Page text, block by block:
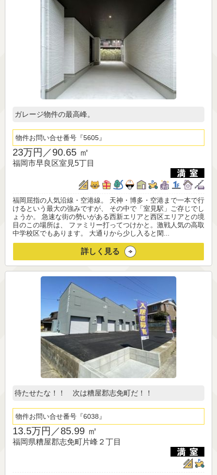
ガレージ物件の最高峰。
物件お問い合せ番号 5605
23万円／90.65 ㎡
福岡市早良区室見5丁目
福岡屈指の人気沿線・空港線。 天神・博多・空港まで一本で行
けるという最大の強みですが、 その中で「室見駅」ご存じでし
ょうか。 急速な街の勢いがある西新エリアと西区エリアとの境
目のこの場所は、 ファミリー打ってつけかと。激戦人気の高取
中学校区でもあります。 大通りから少し入ると閑...
詳しく見る
待たせたな！！ 次は糟屋郡志免町だ！！
物件お問い合せ番号 6038
13.5万円／85.99 ㎡
福岡県糟屋郡志免町片峰２丁目